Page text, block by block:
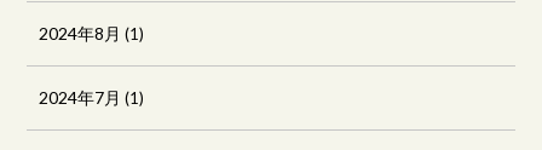
2024年8月 (1)
2024年7月 (1)